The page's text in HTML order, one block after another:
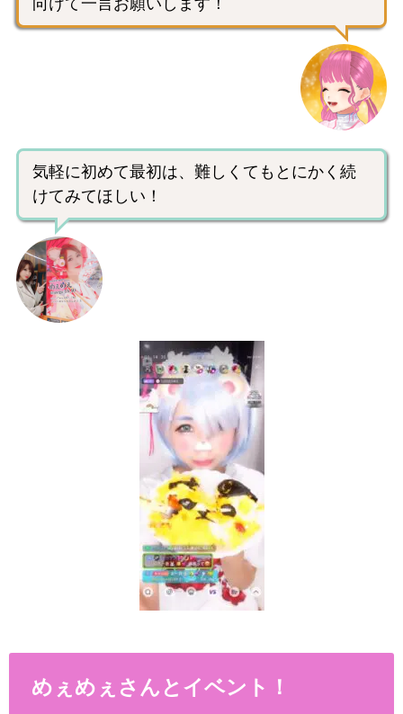
向けて一言お願いします！
気軽に初めて最初は、難しくてもとにかく続
けてみてほしい！
めぇめぇさんとイベント！